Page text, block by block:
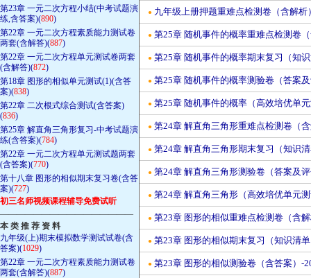
第23章 一元二次方程小结(中考试题演
练,含答案)(890)
第22章 一元二次方程素质能力测试卷
两套(含解答)(887)
第22章 一元二次方程单元测试卷两套
(含解答)(872)
第18章 图形的相似单元测试(1)(含答
案)(838)
第22章 二次根式综合测试(含答案)
(836)
第25章 解直角三角形复习-中考试题演
练(含答案)(784)
第22章 一元二次方程单元测试题两套
(含答案)(770)
第十八章 图形的相似期末复习卷(含答
案)(727)
初三名师视频课程辅导免费试听
————————————————
本 类 推 荐 资 料
九年级(上)期末模拟数学测试试卷(含
答案)(1029)
第22章 一元二次方程素质能力测试卷
两套(含解答)(887)
● 九年级上册押题重难点检测卷（含解析
● 第25章 随机事件的概率重难点检测卷
● 第25章 随机事件的概率期末复习（知
● 第25章 随机事件的概率测验卷（答案
● 第25章 随机事件的概率（高效培优单
● 第24章 解直角三角形重难点检测卷（
● 第24章 解直角三角形期末复习（知识
● 第24章 解直角三角形测验卷（答案及
● 第24章 解直角三角形（高效培优单元
● 第23章 图形的相似重难点检测卷（含
● 第23章 图形的相似期末复习（知识清
● 第23章 图形的相似测验卷（含答案）-